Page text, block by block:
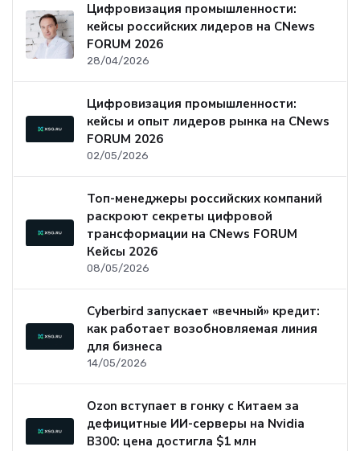
Цифровизация промышленности:
кейсы российских лидеров на CNews
FORUM 2026
28/04/2026
Цифровизация промышленности:
кейсы и опыт лидеров рынка на CNews
FORUM 2026
02/05/2026
Топ-менеджеры российских компаний
раскроют секреты цифровой
трансформации на CNews FORUM
Кейсы 2026
08/05/2026
Cyberbird запускает «вечный» кредит:
как работает возобновляемая линия
для бизнеса
14/05/2026
Ozon вступает в гонку с Китаем за
дефицитные ИИ-серверы на Nvidia
B300: цена достигла $1 млн